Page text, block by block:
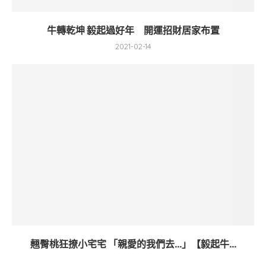
牛轉乾坤 毅起過好年 開運招財居家布置
2021-02-14
翹臀桃狂撩小宅宅 「親愛的我們去…」【毅起牛...